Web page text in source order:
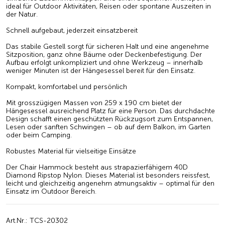
ideal für Outdoor Aktivitäten, Reisen oder spontane Auszeiten in
der Natur.
Schnell aufgebaut, jederzeit einsatzbereit
Das stabile Gestell sorgt für sicheren Halt und eine angenehme
Sitzposition, ganz ohne Bäume oder Deckenbefestigung. Der
Aufbau erfolgt unkompliziert und ohne Werkzeug – innerhalb
weniger Minuten ist der Hängesessel bereit für den Einsatz.
Kompakt, komfortabel und persönlich
Mit grosszügigen Massen von 259 x 190 cm bietet der
Hängesessel ausreichend Platz für eine Person. Das durchdachte
Design schafft einen geschützten Rückzugsort zum Entspannen,
Lesen oder sanften Schwingen – ob auf dem Balkon, im Garten
oder beim Camping.
Robustes Material für vielseitige Einsätze
Der Chair Hammock besteht aus strapazierfähigem 40D
Diamond Ripstop Nylon. Dieses Material ist besonders reissfest,
leicht und gleichzeitig angenehm atmungsaktiv – optimal für den
Einsatz im Outdoor Bereich.
Art.Nr.: TCS-20302